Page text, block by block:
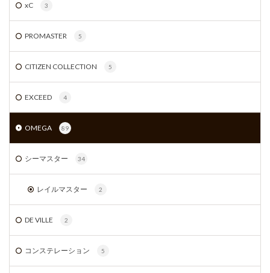
xC 3
PROMASTER 5
CITIZEN COLLECTION 5
EXCEED 4
OMEGA 89
シーマスター 34
レイルマスター 2
DE VILLE 2
コンステレーション 5